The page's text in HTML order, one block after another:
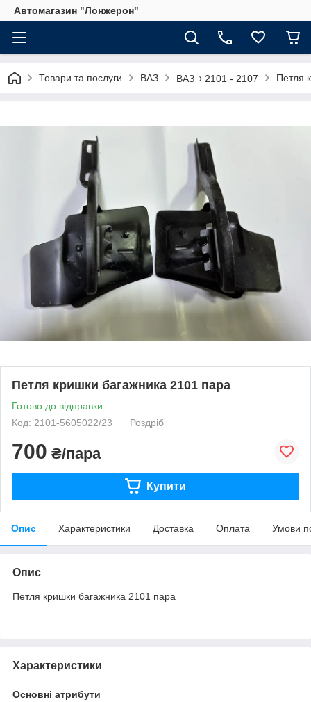
Автомагазин "Лонжерон"
Товари та послуги ВАЗ ВАЗ ￫ 2101 - 2107 Петля
Петля кришки багажника 2101 пара
Готово до відправки
Код: 2101-5605022/23
Роздріб
700 ₴/пара
Купити
Опис Характеристики Доставка Оплата Умови
Опис
Петля кришки багажника 2101 пара
Характеристики
Основні атрибути